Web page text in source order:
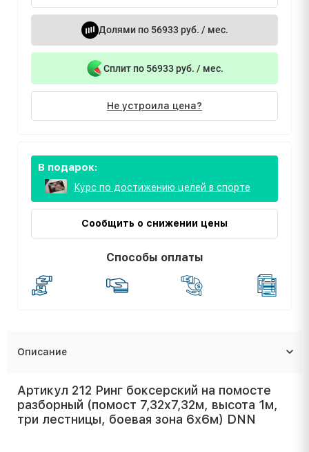
Долями по 56933 руб. / мес.
Сплит по 56933 руб. / мес.
Не устроила цена?
В подарок:
Курс по достижению целей в спорте
Сообщить о снижении цены
Способы оплаты
Описание
Артикул 212 Ринг боксерский на помосте
разборный (помост 7,32х7,32м, высота 1м,
три лестницы, боевая зона 6х6м) DNN